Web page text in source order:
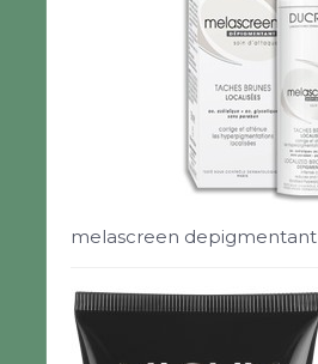
melascreen depigmentant